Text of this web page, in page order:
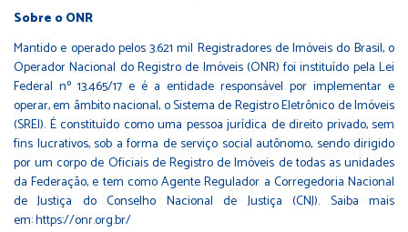
Sobre o ONR
Mantido e operado pelos 3.621 mil Registradores de Imóveis do Brasil, o
Operador Nacional do Registro de Imóveis (ONR) foi instituído pela Lei
Federal nº 13.465/17 e é a entidade responsável por implementar e
operar, em âmbito nacional, o Sistema de Registro Eletrônico de Imóveis
(SREI). É constituído como uma pessoa jurídica de direito privado, sem
fins lucrativos, sob a forma de serviço social autônomo, sendo dirigido
por um corpo de Oficiais de Registro de Imóveis de todas as unidades
da Federação, e tem como Agente Regulador a Corregedoria Nacional
de Justiça do Conselho Nacional de Justiça (CNJ). Saiba mais
em:https://onr.org.br/